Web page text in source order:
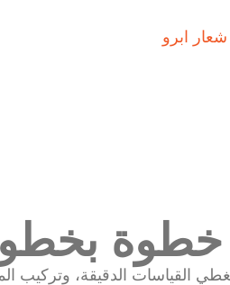
خطوة
الدقيقة، وتركيب